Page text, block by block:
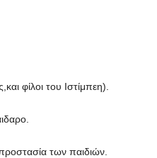
φίλοι του Ιστίμπεη).
των παιδιών.